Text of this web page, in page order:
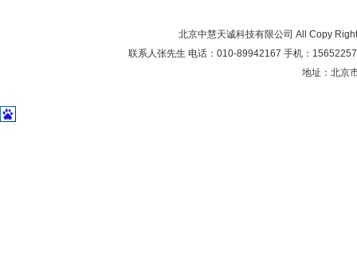
北京中慧天诚科技有限公司 All Copy
联系人张先生 电话：010-89942167 手机：
地址：北京